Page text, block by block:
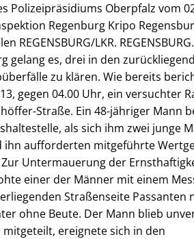
Polizeipräsidiums Oberpfalz vom
Regenburg Kripo
REGENSBURG/LKR.
gelang es, drei in den
zu klären. Wie bereits
gegen 04.00 Uhr, ein versuchter
Straße. Ein 48-jähriger Mann
als sich ihm zwei junge
ihn aufforderten mitgeführte
Untermauerung der
einer der Männer mit einem
Straßenseite Passanten
ohne Beute. Der Mann blieb
ereignete sich in den